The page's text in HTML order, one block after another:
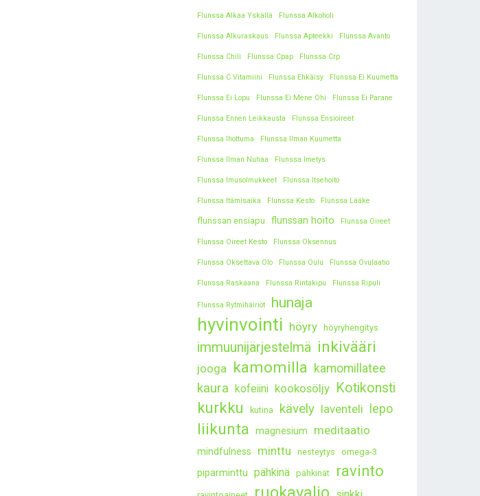
Flunssa Alkaa Yskällä Flunssa Alkoholi
Flunssa Alkuraskaus Flunssa Apteekki Flunssa Avanto
Flunssa Chili Flunssa Cpap Flunssa Crp
Flunssa C Vitamiini Flunssa Ehkäisy Flunssa Ei Kuumetta
Flunssa Ei Lopu Flunssa Ei Mene Ohi Flunssa Ei Parane
Flunssa Ennen Leikkausta Flunssa Ensioireet
Flunssa Ihottuma Flunssa Ilman Kuumetta
Flunssa Ilman Nuhaa Flunssa Imetys
Flunssa Imusolmukkeet Flunssa Itsehoito
Flunssa Itämisaika Flunssa Kesto Flunssa Lääke
flunssan ensiapu flunssan hoito Flunssa Oireet
Flunssa Oireet Kesto Flunssa Oksennus
Flunssa Oksettava Olo Flunssa Oulu Flunssa Ovulaatio
Flunssa Raskaana Flunssa Rintakipu Flunssa Ripuli
Flunssa Rytmihäiriöt hunaja
hyvinvointi höyry höyryhengitys
immuunijärjestelmä inkivääri
jooga kamomilla kamomillatee
kaura kofeiini kookosöljy Kotikonsti
kurkku kutina kävely laventeli lepo
liikunta magnesium meditaatio
mindfulness minttu nesteytys omega-3
piparminttu pähkinä pähkinät ravinto